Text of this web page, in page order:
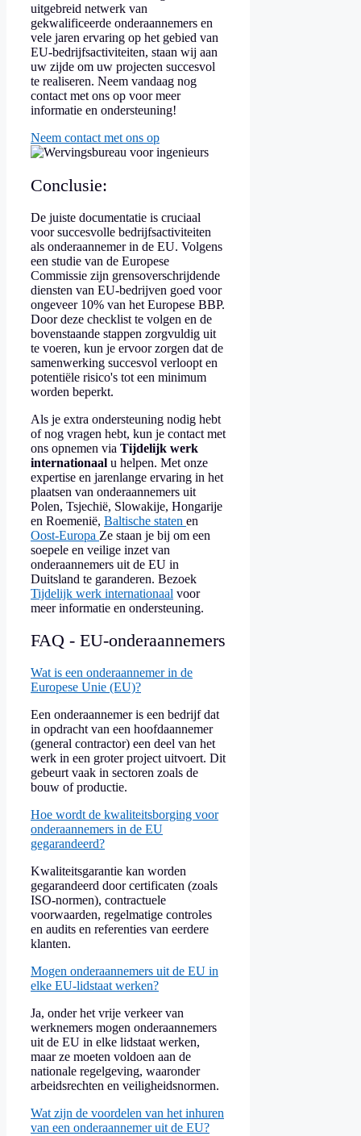
uitgebreid netwerk van
gekwalificeerde onderaannemers en
vele jaren ervaring op het gebied van
EU-bedrijfsactiviteiten, staan wij aan
uw zijde om uw projecten succesvol
te realiseren. Neem vandaag nog
contact met ons op voor meer
informatie en ondersteuning!
Neem contact met ons op
Conclusie:
De juiste documentatie is cruciaal
voor succesvolle bedrijfsactiviteiten
als onderaannemer in de EU. Volgens
een studie van de Europese
Commissie zijn grensoverschrijdende
diensten van EU-bedrijven goed voor
ongeveer 10% van het Europese BBP.
Door deze checklist te volgen en de
bovenstaande stappen zorgvuldig uit
te voeren, kun je ervoor zorgen dat de
samenwerking succesvol verloopt en
potentiële risico's tot een minimum
worden beperkt.
Als je extra ondersteuning nodig hebt
of nog vragen hebt, kun je contact met
ons opnemen via Tijdelijk werk
internationaal u helpen. Met onze
expertise en jarenlange ervaring in het
plaatsen van onderaannemers uit
Polen, Tsjechië, Slowakije, Hongarije
en Roemenië, Baltische staten en
Oost-Europa Ze staan je bij om een
soepele en veilige inzet van
onderaannemers uit de EU in
Duitsland te garanderen. Bezoek
Tijdelijk werk internationaal voor
meer informatie en ondersteuning.
FAQ - EU-onderaannemers
Wat is een onderaannemer in de
Europese Unie (EU)?
Een onderaannemer is een bedrijf dat
in opdracht van een hoofdaannemer
(general contractor) een deel van het
werk in een groter project uitvoert. Dit
gebeurt vaak in sectoren zoals de
bouw of productie.
Hoe wordt de kwaliteitsborging voor
onderaannemers in de EU
gegarandeerd?
Kwaliteitsgarantie kan worden
gegarandeerd door certificaten (zoals
ISO-normen), contractuele
voorwaarden, regelmatige controles
en audits en referenties van eerdere
klanten.
Mogen onderaannemers uit de EU in
elke EU-lidstaat werken?
Ja, onder het vrije verkeer van
werknemers mogen onderaannemers
uit de EU in elke lidstaat werken,
maar ze moeten voldoen aan de
nationale regelgeving, waaronder
arbeidsrechten en veiligheidsnormen.
Wat zijn de voordelen van het inhuren
van een onderaannemer uit de EU?